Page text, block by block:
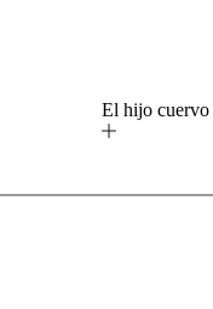
El hijo cuervo